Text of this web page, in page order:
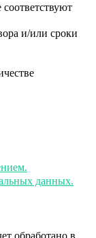
и/или сроки
данных.
обработано в